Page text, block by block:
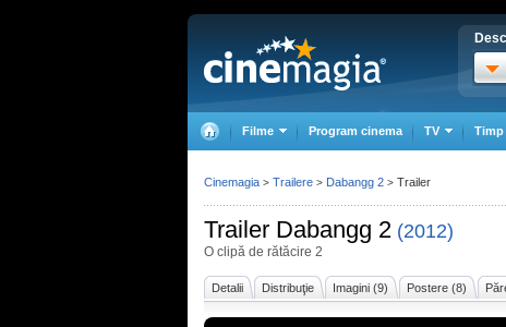
Filme Program cinema TV Timp
Trailer Dabangg 2 (2012)
O clipă de rătăcire 2
Detalii Distribuţie Imagini (9) Postere (8)
Cinemagia > Trailere > Dabangg 2 > Trailer